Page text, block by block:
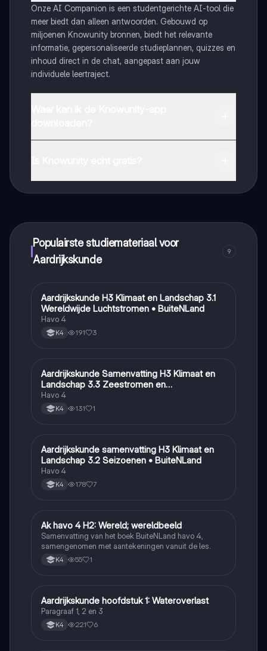
Onze AI Companion is een studentgerichte AI-tool die
meer biedt dan alleen antwoorden. Gebouwd op
miljoenen Knowunity bronnen, biedt het relevante
informatie, gepersonaliseerde studieplannen, quizzes en
inhoud direct in de chat, aangepast aan jouw
individuele leertraject.
Populairste studiemateriaal voor
Aardrijkskunde
9
Aardrijkskunde
Aardrijkskunde H3 Klimaat en Landschap 3.1
Wereldwijde Luchtstromen • BuiteNLand
Havo 4
K4 191 3
Aardrijkskunde
Aardrijkskunde Samenvatting H3 Klimaat en
Landschap 3.3 Zeestromen en
Klimaatgebieden • BuiteNLand
Havo 4
K4 131 1
Aardrijkskunde
Aardrijkskunde samenvatting H3 Klimaat en
Landschap 3.2 Seizoenen • BuiteNLand
Havo 4
K4 178 7
Aardrijkskunde
Ak havo 4 H2: Wereld; wereldbeeld
Samenvatting van het boek BuiteNLand havo 4,
samengenomen met aantekeningen vanuit de les.
K4 55 1
Aardrijkskunde
Aardrijkskunde hoofdstuk 1: Wateroverlast
Paragraaf 1, 2 en 3
K4 221 6